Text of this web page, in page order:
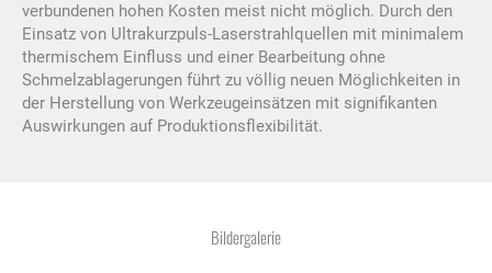
verbundenen hohen Kosten meist nicht möglich. Durch den
Einsatz von Ultrakurzpuls-Laserstrahlquellen mit minimalem
thermischem Einfluss und einer Bearbeitung ohne
Schmelzablagerungen führt zu völlig neuen Möglichkeiten in
der Herstellung von Werkzeugeinsätzen mit signifikanten
Auswirkungen auf Produktionsflexibilität.
Bildergalerie